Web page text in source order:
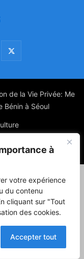
à
votre expérience
du contenu
cliquant sur "Tout
des cookies.
Accepter tout
de la Vie Privée: Me
Bénin à Séoul